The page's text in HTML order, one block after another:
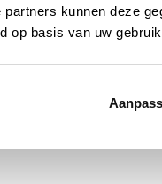
kunnen deze
op basis van uw